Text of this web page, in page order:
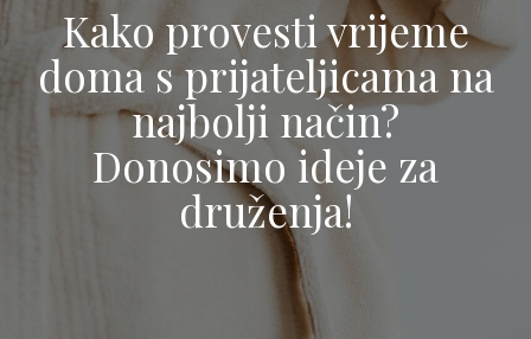
Kako provesti vrijeme
doma s prijateljicama na
najbolji način?
Donosimo ideje za
druženja!